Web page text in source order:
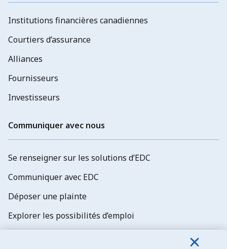
Institutions financières canadiennes
Courtiers d’assurance
Alliances
Fournisseurs
Investisseurs
Communiquer avec nous
Se renseigner sur les solutions d’EDC
Communiquer avec EDC
Déposer une plainte
Explorer les possibilités d’emploi